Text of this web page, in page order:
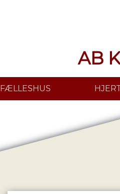
AB
FÆLLESHUS